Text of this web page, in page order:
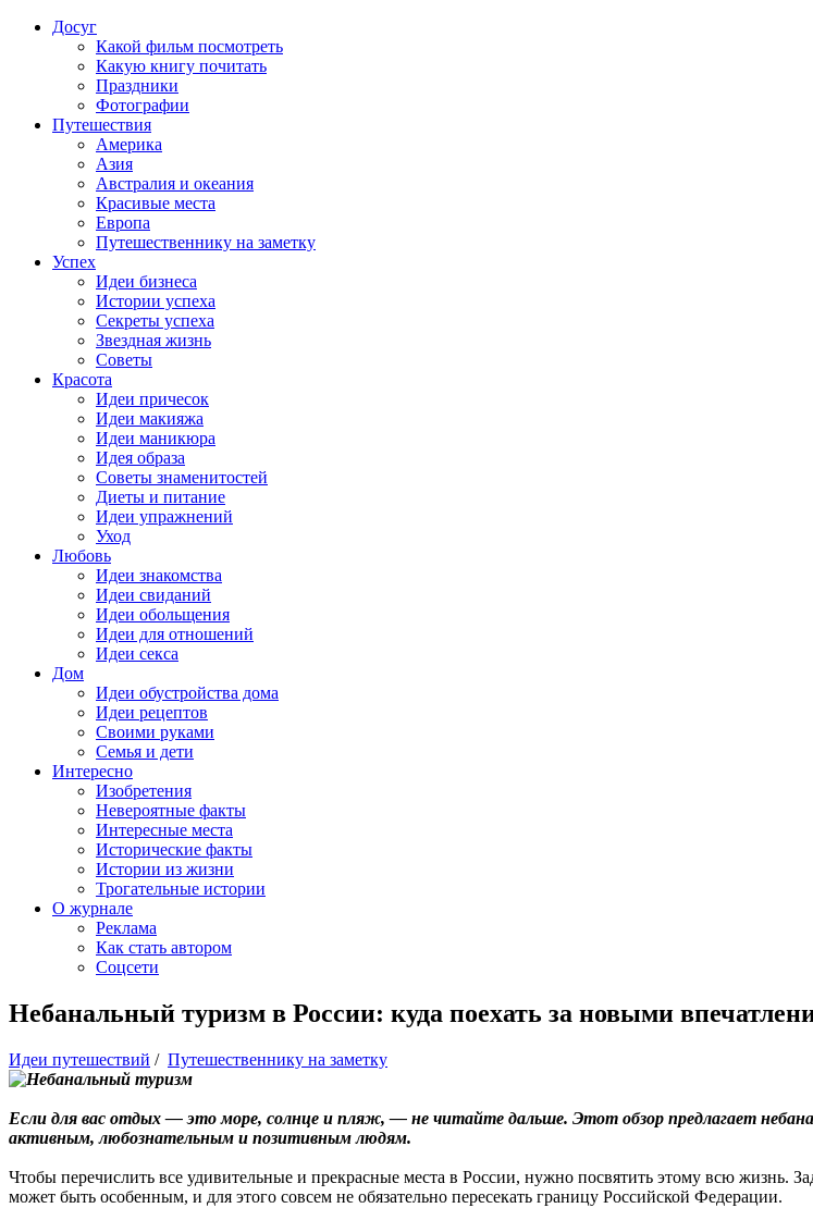
Досуг
Какой фильм посмотреть
Какую книгу почитать
Праздники
Фотографии
Путешествия
Америка
Азия
Австралия и океания
Красивые места
Европа
Путешественнику на заметку
Успех
Идеи бизнеса
Истории успеха
Секреты успеха
Звездная жизнь
Советы
Красота
Идеи причесок
Идеи макияжа
Идеи маникюра
Идея образа
Советы знаменитостей
Диеты и питание
Идеи упражнений
Уход
Любовь
Идеи знакомства
Идеи свиданий
Идеи обольщения
Идеи для отношений
Идеи секса
Дом
Идеи обустройства дома
Идеи рецептов
Своими руками
Семья и дети
Интересно
Изобретения
Невероятные факты
Интересные места
Исторические факты
Истории из жизни
Трогательные истории
О журнале
Реклама
Как стать автором
Соцсети
Небанальный туризм в России: куда поехать за новыми
Идеи путешествий / Путешественнику на заметку
Если для вас отдых — это море, солнце и пляж, — не читайте дальше. Этот обзор предлагает
активным, любознательным и позитивным людям.
Чтобы перечислить все удивительные и прекрасные места в России, нужно посвятить этому всю жизнь.
может быть особенным, и для этого совсем не обязательно пересекать границу Российской Федерации.